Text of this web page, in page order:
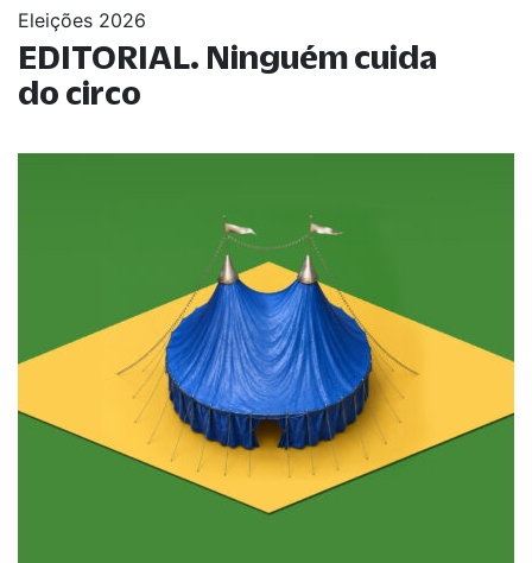
Eleições 2026
EDITORIAL. Ninguém cuida
do circo